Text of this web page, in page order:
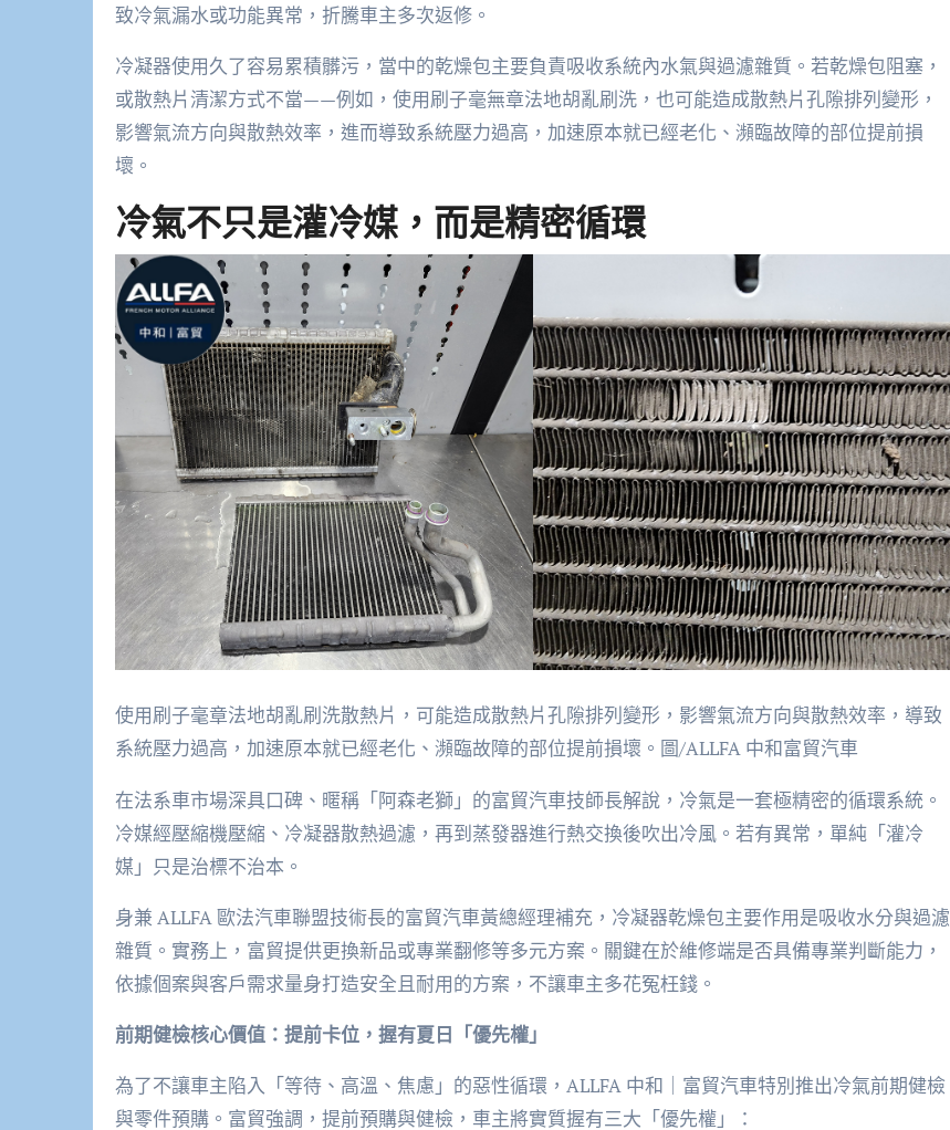
致冷氣漏水或功能異常，折騰車主多次返修。
冷凝器使用久了容易累積髒污，當中的乾燥包主要負責吸收系統內水氣與過濾雜質。若乾燥包阻塞，
或散熱片清潔方式不當——例如，使用刷子毫無章法地胡亂刷洗，也可能造成散熱片孔隙排列變形，
影響氣流方向與散熱效率，進而導致系統壓力過高，加速原本就已經老化、瀕臨故障的部位提前損
壞。
冷氣不只是灌冷媒，而是精密循環
使用刷子毫章法地胡亂刷洗散熱片，可能造成散熱片孔隙排列變形，影響氣流方向與散熱效率，導致
系統壓力過高，加速原本就已經老化、瀕臨故障的部位提前損壞。圖/ALLFA 中和富貿汽車
在法系車市場深具口碑、暱稱「阿森老獅」的富貿汽車技師長解說，冷氣是一套極精密的循環系統。
冷媒經壓縮機壓縮、冷凝器散熱過濾，再到蒸發器進行熱交換後吹出冷風。若有異常，單純「灌冷
媒」只是治標不治本。
身兼 ALLFA 歐法汽車聯盟技術長的富貿汽車黃總經理補充，冷凝器乾燥包主要作用是吸收水分與過濾
雜質。實務上，富貿提供更換新品或專業翻修等多元方案。關鍵在於維修端是否具備專業判斷能力，
依據個案與客戶需求量身打造安全且耐用的方案，不讓車主多花冤枉錢。
前期健檢核心價值：提前卡位，握有夏日「優先權」
為了不讓車主陷入「等待、高溫、焦慮」的惡性循環，ALLFA 中和｜富貿汽車特別推出冷氣前期健檢
與零件預購。富貿強調，提前預購與健檢，車主將實質握有三大「優先權」：